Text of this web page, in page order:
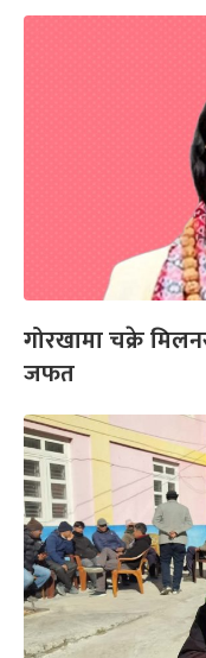
गोरखामा चक्रे
जफत